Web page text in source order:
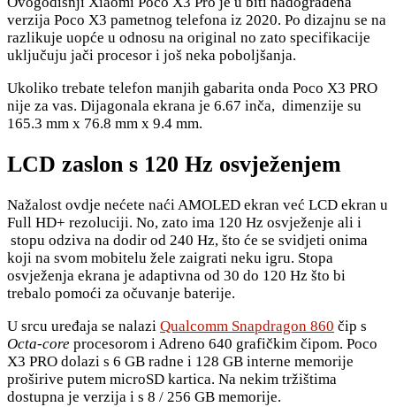
verzija Poco X3 pametnog telefona iz 2020. Po dizajnu se na
razlikuje uopće u odnosu na original no zato specifikacije
uključuju jači procesor i još neka poboljšanja.
Ukoliko trebate telefon manjih gabarita onda Poco X3 PRO
nije za vas. Dijagonala ekrana je 6.67 inča, dimenzije su
165.3 mm x 76.8 mm x 9.4 mm.
LCD zaslon s 120 Hz osvježenjem
Nažalost ovdje nećete naći AMOLED ekran već LCD ekran u
Full HD+ rezoluciji. No, zato ima 120 Hz osvježenje ali i
stopu odziva na dodir od 240 Hz, što će se svidjeti onima
koji na svom mobitelu žele zaigrati neku igru. Stopa
osvježenja ekrana je adaptivna od 30 do 120 Hz što bi
trebalo pomoći za očuvanje baterije.
U srcu uređaja se nalazi Qualcomm Snapdragon 860 čip s
Octa-core procesorom i Adreno 640 grafičkim čipom. Poco
X3 PRO dolazi s 6 GB radne i 128 GB interne memorije
proširive putem microSD kartica. Na nekim tržištima
dostupna je verzija i s 8 / 256 GB memorije.